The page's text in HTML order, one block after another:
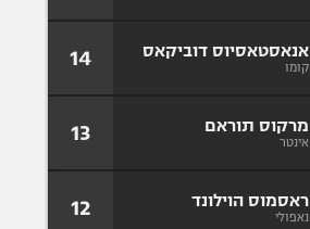
אנאסטאסיוס דוביקאס
קומו 14
מרקוס תוראם
אינטר 13
ראסמוס הוילונד
נאפולי 12